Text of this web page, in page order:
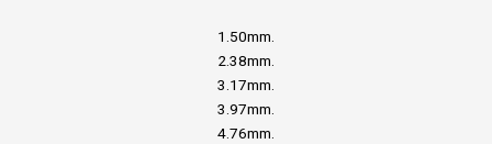
1.50mm.
2.38mm.
3.17mm.
3.97mm.
4.76mm.